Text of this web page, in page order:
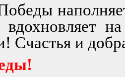
Счастья и